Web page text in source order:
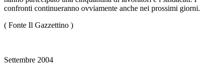
confronti continueranno ovviamente anche nei prossimi giorni.
( Fonte Il Gazzettino )
Settembre 2004